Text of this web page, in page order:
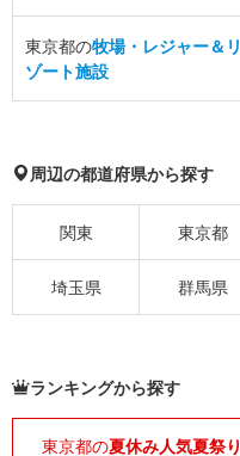
東京都の牧場・レジャー＆リ
ゾート施設
周辺の都道府県から探す
関東 東京都
埼玉県 群馬県
ランキングから探す
東京都の夏休み人気夏祭り